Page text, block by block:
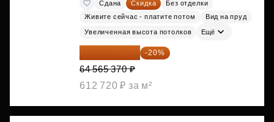
Сдана Скидка
Без отделки
Живите сейчас - платите потом
Вид на пруд
Увеличенная высота потолков Ещё
51 652 296 ₽ -20%
64 565 370 ₽
612 720 ₽ за м²